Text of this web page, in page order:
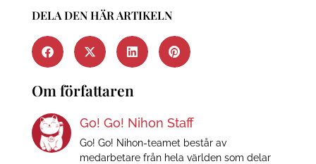
DELA DEN HÄR ARTIKELN
Om författaren
Go! Go! Nihon Staff
Go! Go! Nihon-teamet består av
medarbetare från hela världen som delar